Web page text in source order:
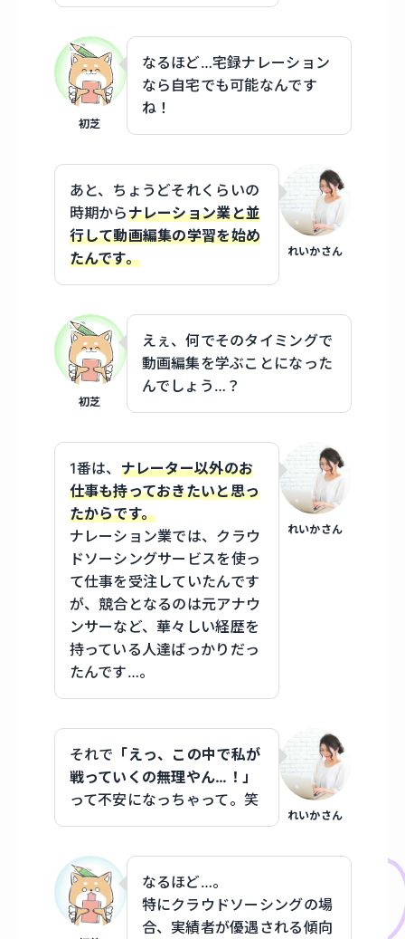
初芝
なるほど…宅録ナレーション
なら自宅でも可能なんです
ね！
れいかさん
あと、ちょうどそれくらいの
時期からナレーション業と並
行して動画編集の学習を始め
たんです。
初芝
えぇ、何でそのタイミングで
動画編集を学ぶことになった
んでしょう…？
れいかさん
1番は、 ナレーター以外のお
仕事も持っておきたいと思っ
たからです。
ナレーション業では、クラウ
ドソーシングサービスを使っ
て仕事を受注していたんです
が、競合となるのは元アナウ
ンサーなど、華々しい経歴を
持っている人達ばっかりだっ
たんです…。
れいかさん
それで 「えっ、この中で私が
戦っていくの無理やん…！」
って不安になっちゃって。笑
なるほど…。
特にクラウドソーシングの場
合、実績者が優遇される傾向